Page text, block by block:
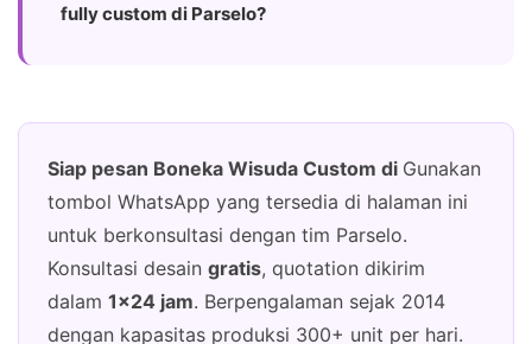
fully custom di Parselo?
Siap pesan Boneka Wisuda Custom di Gunakan
tombol WhatsApp yang tersedia di halaman ini
untuk berkonsultasi dengan tim Parselo.
Konsultasi desain gratis, quotation dikirim
dalam 1×24 jam. Berpengalaman sejak 2014
dengan kapasitas produksi 300+ unit per hari.